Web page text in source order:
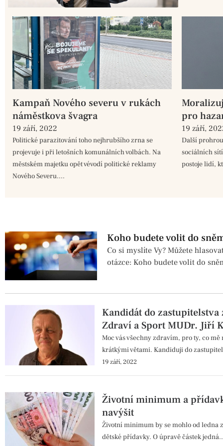
Kampaň Nového severu v rukách
náměstkova švagra
19 září, 2022
Politické parazitování toho nejhrubšího zrna se
projevuje i při letošních komunálních volbách. Na
městském majetku opět vévodí politické reklamy
Nového Severu....
pro
19 září,
Další
sociálních
postoje lidí,
Koho budete volit do
Co si myslíte Vy? Můžete
otázce: Koho budete volit do
Kandidát do zastupitelstva
Zdraví a Sport MUDr. Jiří
Moc vás všechny zdravím, pro ty, co
krátkými větami. Kandiduji do
19 září, 2022
Životní minimum a
navýšit
Životní minimum by se mohlo od ledna
dětské přídavky. O úpravě částek